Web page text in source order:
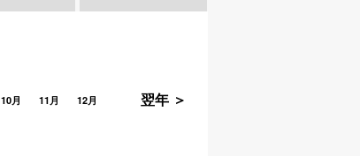
翌年 ＞
10月 11月 12月